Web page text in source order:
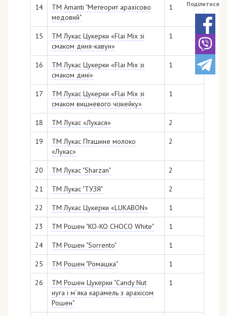
Поділитися
14
ТМ Аmanti "Метеорит арахісово
медовий"
1
15
ТМ Лукас Цукерки «Flai Mix зі
смаком диня-кавун»
1
16
ТМ Лукас Цукерки «Flai Mix зі
смаком дині»
1
17
ТМ Лукас Цукерки «Flai Mix зі
смаком вишневого чізкейку»
1
18 ТМ Лукас «Лукася» 2
19
ТМ Лукас Пташине молоко
«Лукас»
2
20 ТМ Лукас "Sharzan" 2
21 ТМ Лукас "ТУЗЯ" 2
22 ТМ Лукас Цукерки «LUKABON» 1
23 ТМ Рошен "KO-KO CHOCO White" 1
24 ТМ Рошен "Sorrento" 1
25 ТМ Рошен "Ромашка" 1
26
ТМ Рошен Цукерки "Candy Nut
нуга і м´яка карамель з арахісом
Рошен"
1